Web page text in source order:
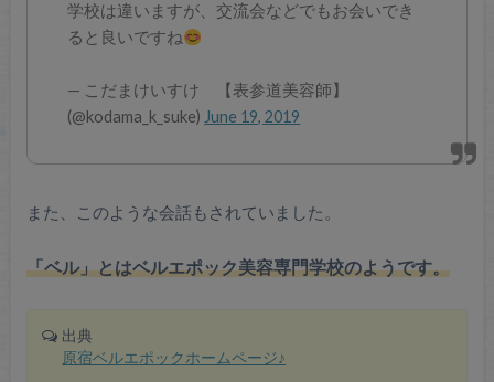
学校は違いますが、交流会などでもお会いでき
ると良いですね
— こだまけいすけ 【表参道美容師】
(@kodama_k_suke) June 19, 2019
また、このような会話もされていました。
「ベル」とはベルエポック美容専門学校のようです。
出典
原宿ベルエポックホームページ♪